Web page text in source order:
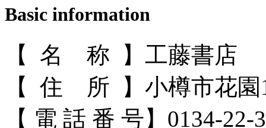
Basic information
【 名 称 】工藤書店
【 住 所 】小樽市花園
【 電 話 番 号】0134-22-